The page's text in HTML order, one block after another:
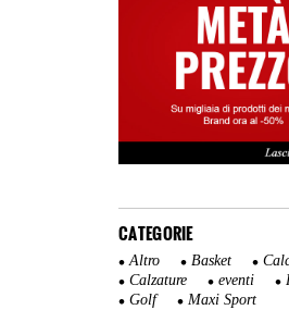
CATEGORIE
Altro Basket
Calzature
eventi
Golf
Maxi Sport